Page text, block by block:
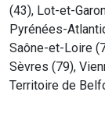
(43), Lot-et-
Pyrénées-
Saône-et-Loire
Sèvres (79),
Territoire de